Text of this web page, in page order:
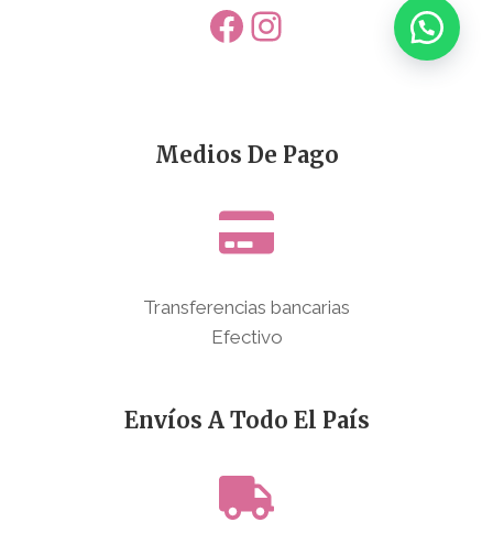
Facebook
Instagram
Medios De Pago
Transferencias bancarias
Efectivo
Envíos A Todo El País